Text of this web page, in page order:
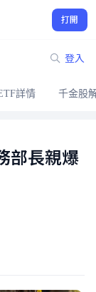
打開
登入
詳情 千金股
部長親爆